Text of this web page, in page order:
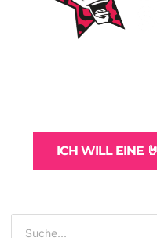
ICH WILL EINE